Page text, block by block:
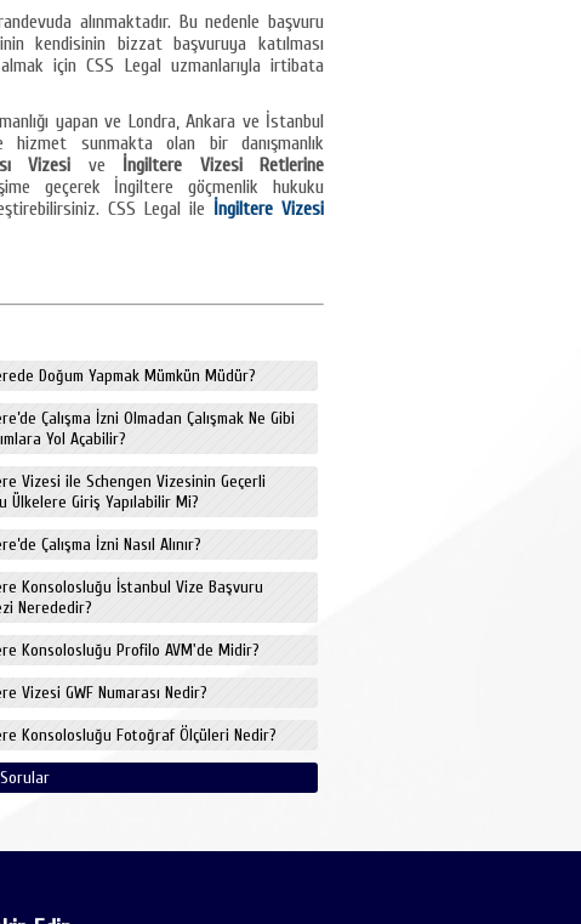
alınmaktadır. Bu nedenle başvuru
kendisinin bizzat başvuruya katılması
için CSS Legal uzmanlarıyla irtibata
yapan ve Londra, Ankara ve İstanbul
sunmakta olan bir danışmanlık
Vizesi ve İngiltere Vizesi Retlerine
geçerek İngiltere göçmenlik hukuku
CSS Legal ile İngiltere Vizesi
Doğum Yapmak Mümkün Müdür?
Çalışma İzni Olmadan Çalışmak Ne Gibi
Yol Açabilir?
Vizesi ile Schengen Vizesinin Geçerli
Ülkelere Giriş Yapılabilir Mi?
Çalışma İzni Nasıl Alınır?
Konsolosluğu İstanbul Vize Başvuru
Nerededir?
Konsolosluğu Profilo AVM'de Midir?
Vizesi GWF Numarası Nedir?
Konsolosluğu Fotoğraf Ölçüleri Nedir?